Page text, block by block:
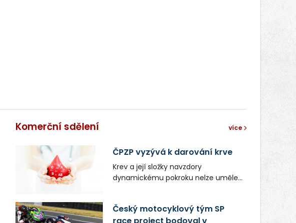
Komerční sdělení více
ČPZP vyzývá k darování krve
Krev a její složky navzdory
dynamickému pokroku nelze uměle
nenahraditelnou tělní tekutinu
Český motocyklový tým SP
race project bodoval v